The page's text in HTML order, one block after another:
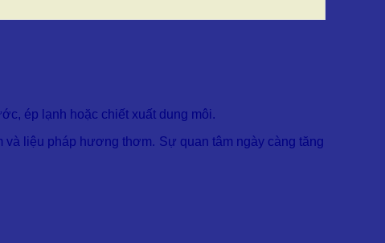
ép lạnh hoặc chiết xuất dung môi.
liệu pháp hương thơm. Sự quan tâm ngày càng tăng